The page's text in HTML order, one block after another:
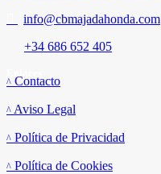
info@cbmajadahonda.com
+34 686 652 405
Contacto
Aviso Legal
Política de Privacidad
Política de Cookies